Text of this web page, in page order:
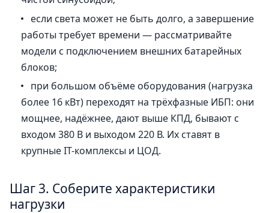
если света может не быть долго, а завершение
работы требует времени — рассматривайте
модели с подключением внешних батарейных
блоков;
при большом объёме оборудования (нагрузка
более 16 кВт) переходят на трёхфазные ИБП: они
мощнее, надёжнее, дают выше КПД, бывают с
входом 380 В и выходом 220 В. Их ставят в
крупные IT-комплексы и ЦОД.
Шаг 3. Соберите характеристики
нагрузки